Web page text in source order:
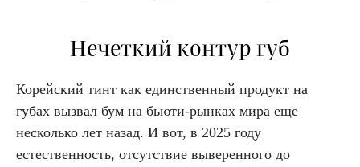
Нечеткий контур губ
Корейский тинт как единственный продукт на
губах вызвал бум на бьюти-рынках мира еще
несколько лет назад. И вот, в 2025 году
естественность, отсутствие выверенного до